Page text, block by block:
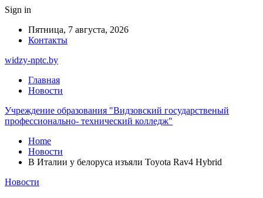
Sign in
Пятница, 7 августа, 2026
Контакты
widzy-nptc.by
Главная
Новости
Учреждение образования "Видзовский государственый
профессионально- технический колледж"
Home
Новости
В Италии у белоруса изъяли Toyota Rav4 Hybrid
Новости